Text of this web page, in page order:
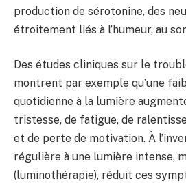
production de sérotonine, des
étroitement liés à l’humeur, au
Des études cliniques sur le
montrent par exemple qu’une
quotidienne à la lumière
tristesse, de fatigue, de
et de perte de motivation. À
régulière à une lumière intense,
(luminothérapie), réduit ces